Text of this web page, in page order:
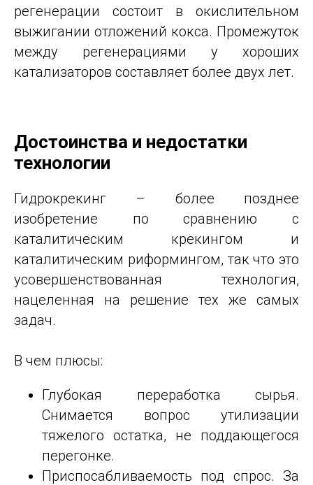
регенерации состоит в окислительном
выжигании отложений кокса. Промежуток
между регенерациями у хороших
катализаторов составляет более двух лет.
Достоинства и недостатки
технологии
Гидрокрекинг – более позднее
изобретение по сравнению с
каталитическим крекингом и
каталитическим риформингом, так что это
усовершенствованная технология,
нацеленная на решение тех же самых
задач.
В чем плюсы:
Глубокая переработка сырья.
Снимается вопрос утилизации
тяжелого остатка, не поддающегося
перегонке.
Приспосабливаемость под спрос. За